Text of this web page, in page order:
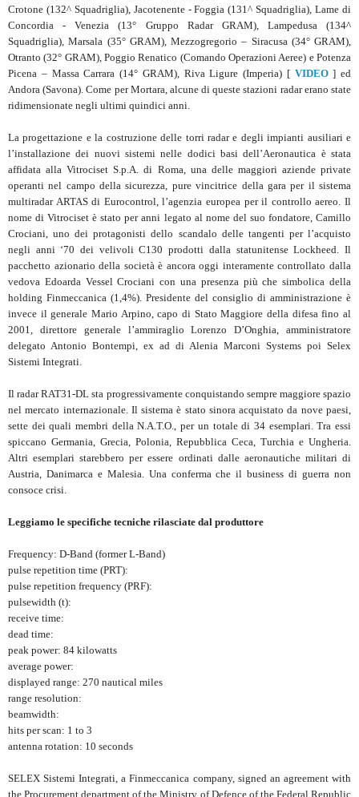
Crotone (132^ Squadriglia), Jacotenente - Foggia (131^ Squadriglia), Lame di
Concordia - Venezia (13° Gruppo Radar GRAM), Lampedusa (134^
Squadriglia), Marsala (35° GRAM), Mezzogregorio – Siracusa (34° GRAM),
Otranto (32° GRAM), Poggio Renatico (Comando Operazioni Aeree) e Potenza
Picena – Massa Carrara (14° GRAM), Riva Ligure (Imperia) [ VIDEO] ed
Andora (Savona). Come per Mortara, alcune di queste stazioni radar erano state
ridimensionate negli ultimi quindici anni.
La progettazione e la costruzione delle torri radar e degli impianti ausiliari e
l’installazione dei nuovi sistemi nelle dodici basi dell’Aeronautica è stata
affidata alla Vitrociset S.p.A. di Roma, una delle maggiori aziende private
operanti nel campo della sicurezza, pure vincitrice della gara per il sistema
multiradar ARTAS di Eurocontrol, l’agenzia europea per il controllo aereo. Il
nome di Vitrociset è stato per anni legato al nome del suo fondatore, Camillo
Crociani, uno dei protagonisti dello scandalo delle tangenti per l’acquisto
negli anni ‘70 dei velivoli C130 prodotti dalla statunitense Lockheed. Il
pacchetto azionario della società è ancora oggi interamente controllato dalla
vedova Edoarda Vessel Crociani con una presenza più che simbolica della
holding Finmeccanica (1,4%). Presidente del consiglio di amministrazione è
invece il generale Mario Arpino, capo di Stato Maggiore della difesa fino al
2001, direttore generale l’ammiraglio Lorenzo D’Onghia, amministratore
delegato Antonio Bontempi, ex ad di Alenia Marconi Systems poi Selex
Sistemi Integrati.
Il radar RAT31-DL sta progressivamente conquistando sempre maggiore spazio
nel mercato internazionale. Il sistema è stato sinora acquistato da nove paesi,
sette dei quali membri della N.A.T.O., per un totale di 34 esemplari. Tra essi
spiccano Germania, Grecia, Polonia, Repubblica Ceca, Turchia e Ungheria.
Altri esemplari starebbero per essere ordinati dalle aeronautiche militari di
Austria, Danimarca e Malesia. Una conferma che il business di guerra non
consoce crisi.
Leggiamo le specifiche tecniche rilasciate dal produttore
Frequency: D-Band (former L-Band)
pulse repetition time (PRT):
pulse repetition frequency (PRF):
pulsewidth (t):
receive time:
dead time:
peak power: 84 kilowatts
average power:
displayed range: 270 nautical miles
range resolution:
beamwidth:
hits per scan: 1 to 3
antenna rotation: 10 seconds
SELEX Sistemi Integrati, a Finmeccanica company, signed an agreement with
the Procurement department of the Ministry of Defence of the Federal Republic